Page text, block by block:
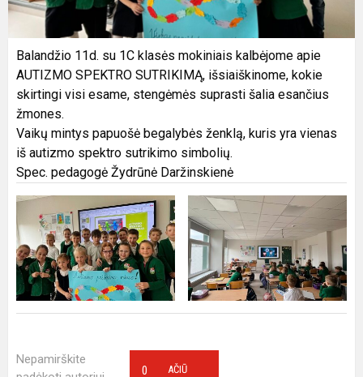
Balandžio 11d. su 1C klasės mokiniais kalbėjome apie
AUTIZMO SPEKTRO SUTRIKIMĄ, išsiaiškinome, kokie
skirtingi visi esame, stengėmės suprasti šalia esančius
žmones.
Vaikų mintys papuošė begalybės ženklą, kuris yra vienas
iš autizmo spektro sutrikimo simbolių.
Spec. pedagogė Žydrūnė Daržinskienė
Nepamirškite
AČIŪ
0